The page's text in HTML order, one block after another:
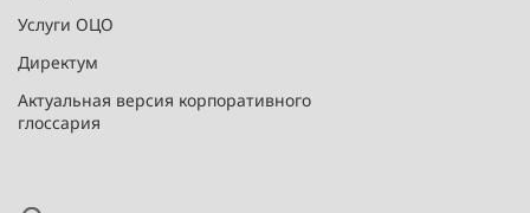
Услуги ОЦО
Директум
Актуальная версия корпоративного
глоссария